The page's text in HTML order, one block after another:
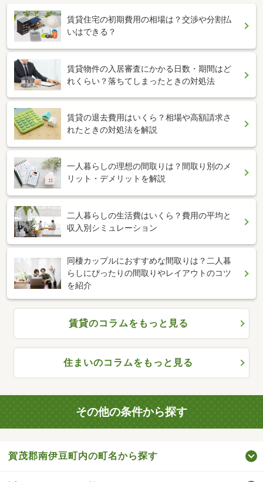
賃貸住宅の初期費用の相場は？交渉や分割払
いはできる？
賃貸物件の入居審査にかかる日数・期間はど
れくらい？落ちてしまったときの対処法
賃貸の退去費用はいくら？相場や高額請求さ
れたときの対処法を解説
一人暮らしの理想の間取りは？間取り別のメ
リット・デメリットを解説
二人暮らしの生活費はいくら？費用の平均と
収入別シミュレーション
同棲カップルにおすすめな間取りは？二人暮
らしにぴったりの間取りやレイアウトのコツ
を紹介
賃貸のコラムをもっと見る
住まいのコラムをもっと見る
その他の条件から探す
賀茂郡南伊豆町内の町名から探す